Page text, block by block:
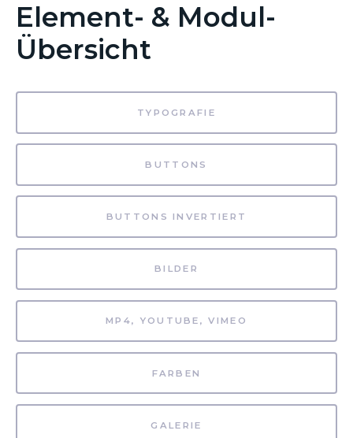
Element- & Modul-
Übersicht
TYPOGRAFIE
BUTTONS
BUTTONS INVERTIERT
BILDER
MP4, YOUTUBE, VIMEO
FARBEN
GALERIE